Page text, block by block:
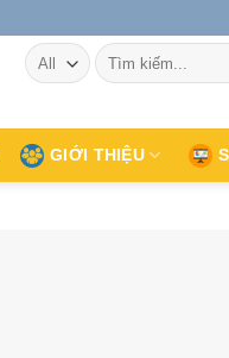
Tìm
kiếm:
GIỚI THIỆU